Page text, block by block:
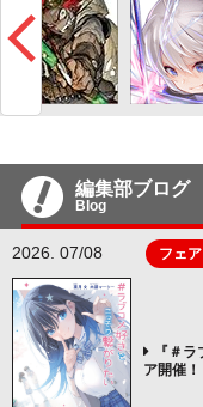
編集部ブログ
Blog
2026. 07/08 フェ
『＃
ア開催！